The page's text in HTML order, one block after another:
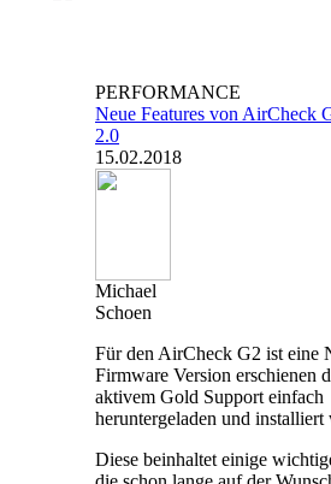
PERFORMANCE
Neue Features von AirCheck
2.0
15.02.2018
Michael
Schoen
Für den AirCheck G2 ist eine
Firmware Version erschienen
aktivem Gold Support einfach
heruntergeladen und installiert
Diese beinhaltet einige